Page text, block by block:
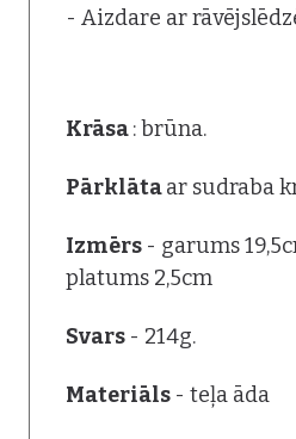
- Aizdare ar
Krāsa: brūna.
Pārklātaar sudraba
Izmērs - garums
platums 2,5cm
Svars - 214g.
Materiāls - teļa āda